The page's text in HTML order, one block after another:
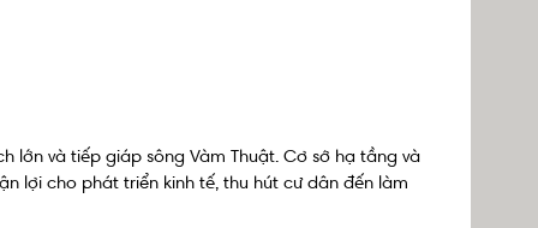
lớn và tiếp giáp sông Vàm Thuật. Cơ sở hạ tầng và
lợi cho phát triển kinh tế, thu hút cư dân đến làm